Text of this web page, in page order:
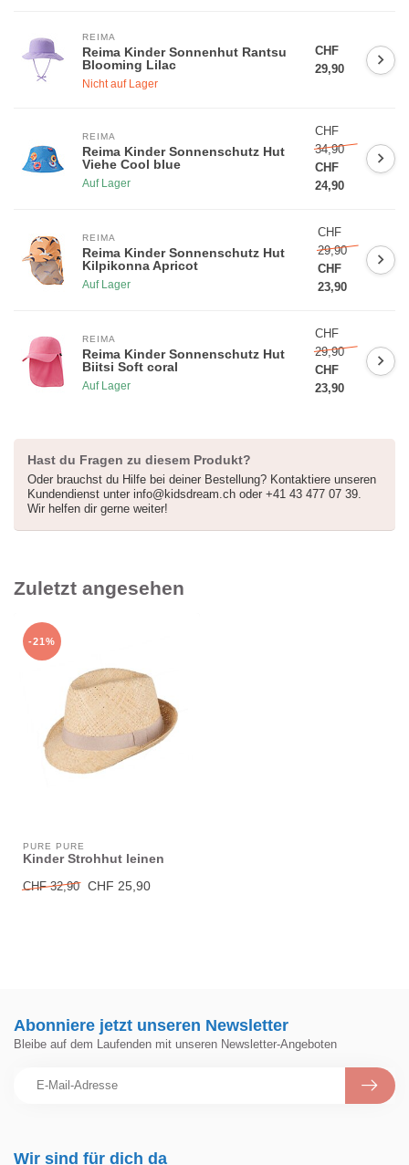
REIMA
Reima Kinder Sonnenhut Rantsu
Blooming Lilac
Nicht auf Lager
CHF
29,90
REIMA
Reima Kinder Sonnenschutz Hut
Viehe Cool blue
Auf Lager
CHF
34,90
CHF
24,90
REIMA
Reima Kinder Sonnenschutz Hut
Kilpikonna Apricot
Auf Lager
CHF
29,90
CHF
23,90
REIMA
Reima Kinder Sonnenschutz Hut
Biitsi Soft coral
Auf Lager
CHF
29,90
CHF
23,90
Hast du Fragen zu diesem Produkt?
Oder brauchst du Hilfe bei deiner Bestellung? Kontaktiere unseren
Kundendienst unter info@kidsdream.ch oder +41 43 477 07 39.
Wir helfen dir gerne weiter!
Zuletzt angesehen
-21%
PURE PURE
Kinder Strohhut leinen
CHF 32,90 CHF 25,90
Wir sind für dich da
Abonniere jetzt unseren Newsletter
Bleibe auf dem Laufenden mit unseren Newsletter-Angeboten